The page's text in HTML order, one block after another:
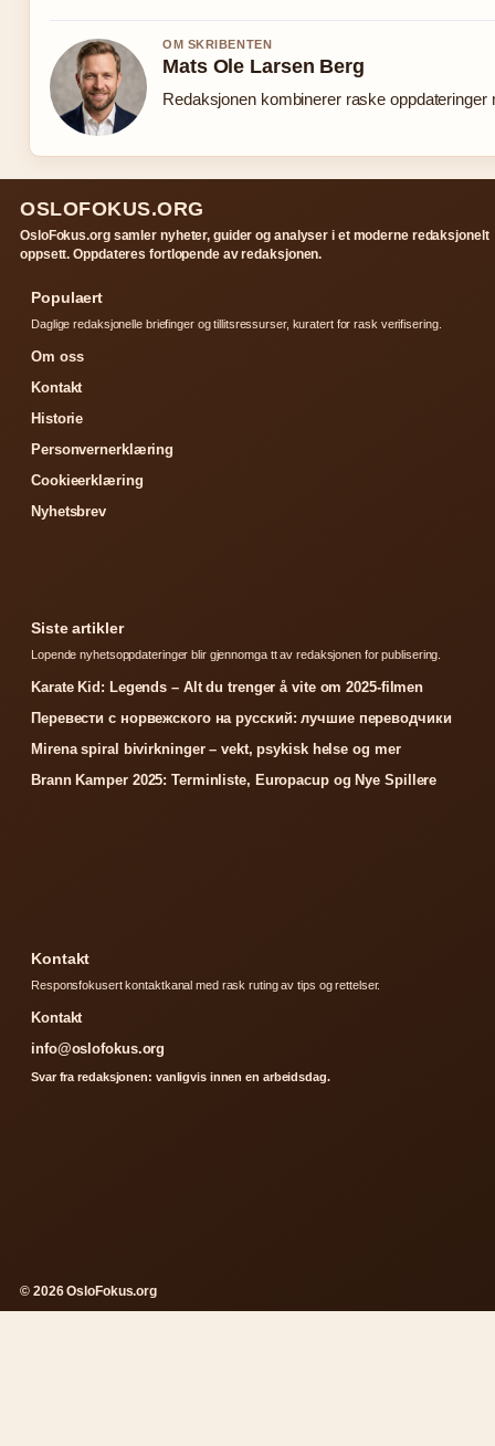
OM SKRIBENTEN
Mats Ole Larsen Berg
Redaksjonen kombinerer raske oppdateringer
OSLOFOKUS.ORG
OsloFokus.org samler nyheter, guider og analyser i et moderne redaksjonelt
oppsett. Oppdateres fortlopende av redaksjonen.
Populaert
Daglige redaksjonelle briefinger og tillitsressurser, kuratert for rask verifisering.
Om oss
Kontakt
Historie
Personvernerklæring
Cookieerklæring
Nyhetsbrev
Siste artikler
Lopende nyhetsoppdateringer blir gjennomga tt av redaksjonen for publisering.
Karate Kid: Legends – Alt du trenger å vite om 2025-filmen
Перевести с норвежского на русский: лучшие переводчики
Mirena spiral bivirkninger – vekt, psykisk helse og mer
Brann Kamper 2025: Terminliste, Europacup og Nye Spillere
Kontakt
Responsfokusert kontaktkanal med rask ruting av tips og rettelser.
Kontakt
info@oslofokus.org
Svar fra redaksjonen: vanligvis innen en arbeidsdag.
© 2026 OsloFokus.org